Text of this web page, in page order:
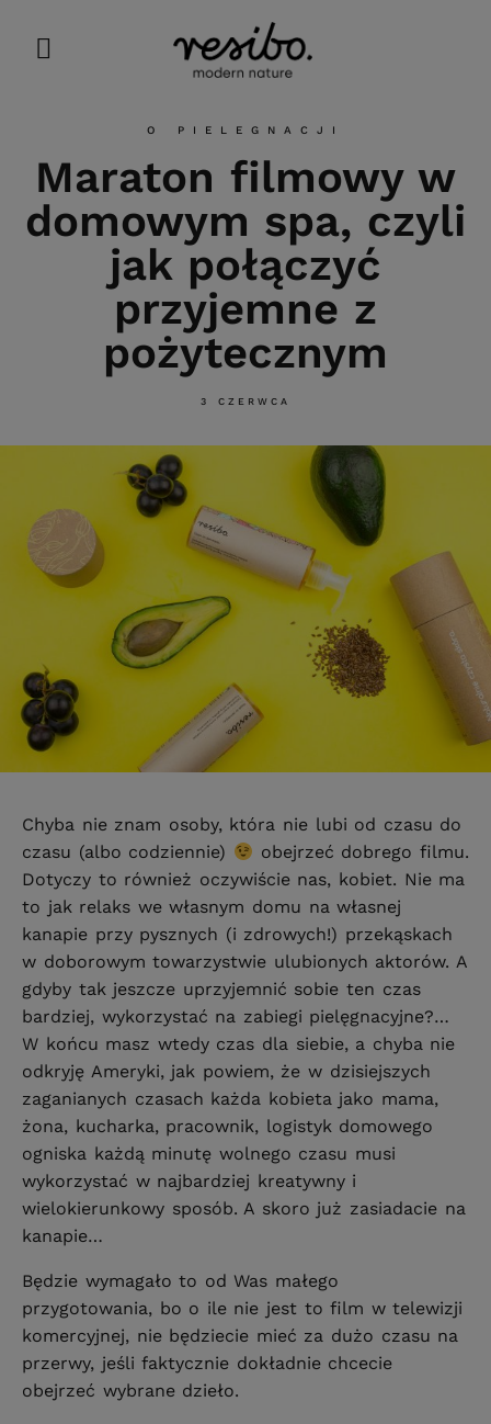
O PIELEGNACJI
Maraton filmowy w
domowym spa, czyli
jak połączyć
przyjemne z
pożytecznym
3 CZERWCA
Chyba nie znam osoby, która nie lubi od czasu do
czasu (albo codziennie)
obejrzeć dobrego filmu.
Dotyczy to również oczywiście nas, kobiet. Nie ma
to jak relaks we własnym domu na własnej
kanapie przy pysznych (i zdrowych!) przekąskach
w doborowym towarzystwie ulubionych aktorów. A
gdyby tak jeszcze uprzyjemnić sobie ten czas
bardziej, wykorzystać na zabiegi pielęgnacyjne?…
W końcu masz wtedy czas dla siebie, a chyba nie
odkryję Ameryki, jak powiem, że w dzisiejszych
zaganianych czasach każda kobieta jako mama,
żona, kucharka, pracownik, logistyk domowego
ogniska każdą minutę wolnego czasu musi
wykorzystać w najbardziej kreatywny i
wielokierunkowy sposób. A skoro już zasiadacie na
kanapie…
Będzie wymagało to od Was małego
przygotowania, bo o ile nie jest to film w telewizji
komercyjnej, nie będziecie mieć za dużo czasu na
przerwy, jeśli faktycznie dokładnie chcecie
obejrzeć wybrane dzieło.